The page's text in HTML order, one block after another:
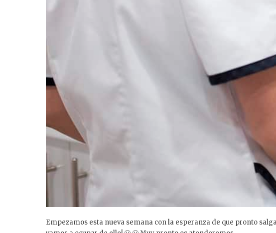
Empezamos esta nueva semana con la esperanza de que pronto